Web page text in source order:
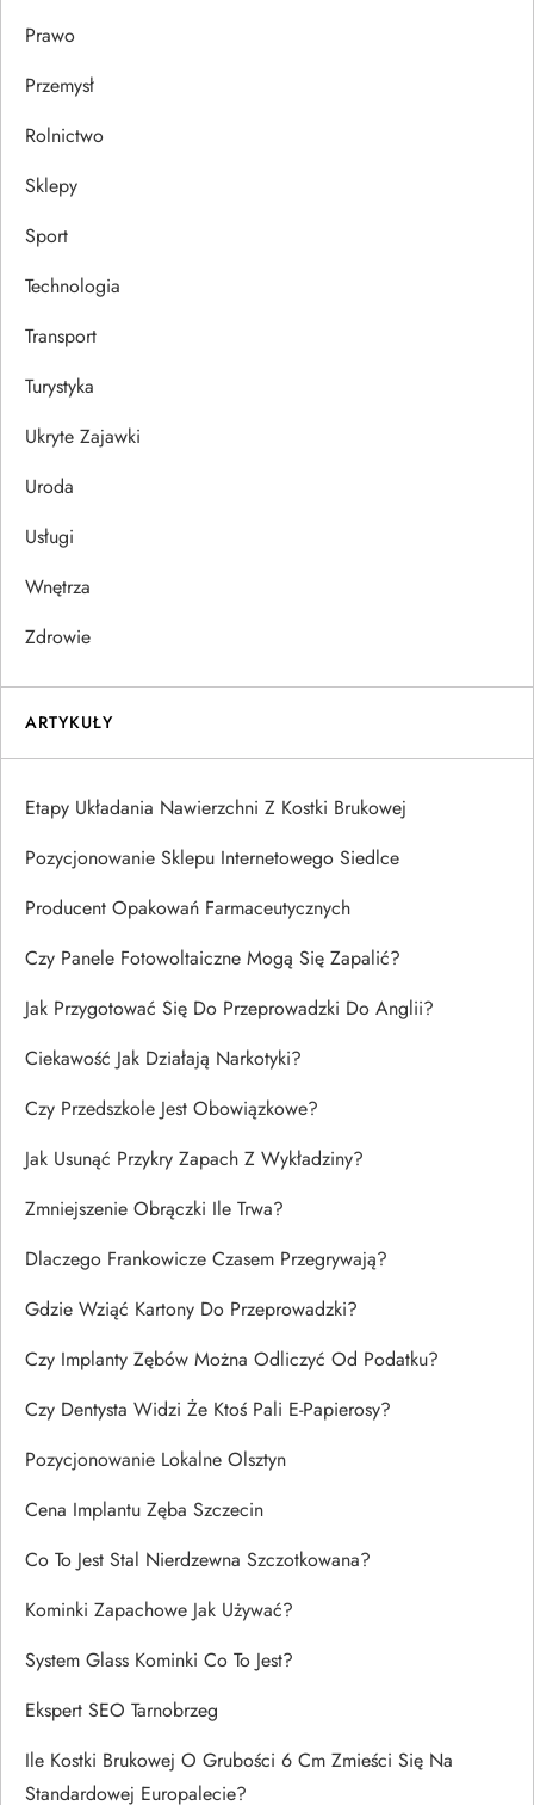
Prawo
Przemysł
Rolnictwo
Sklepy
Sport
Technologia
Transport
Turystyka
Ukryte Zajawki
Uroda
Usługi
Wnętrza
Zdrowie
ARTYKUŁY
Etapy Układania Nawierzchni Z Kostki Brukowej
Pozycjonowanie Sklepu Internetowego Siedlce
Producent Opakowań Farmaceutycznych
Czy Panele Fotowoltaiczne Mogą Się Zapalić?
Jak Przygotować Się Do Przeprowadzki Do Anglii?
Ciekawość Jak Działają Narkotyki?
Czy Przedszkole Jest Obowiązkowe?
Jak Usunąć Przykry Zapach Z Wykładziny?
Zmniejszenie Obrączki Ile Trwa?
Dlaczego Frankowicze Czasem Przegrywają?
Gdzie Wziąć Kartony Do Przeprowadzki?
Czy Implanty Zębów Można Odliczyć Od Podatku?
Czy Dentysta Widzi Że Ktoś Pali E-Papierosy?
Pozycjonowanie Lokalne Olsztyn
Cena Implantu Zęba Szczecin
Co To Jest Stal Nierdzewna Szczotkowana?
Kominki Zapachowe Jak Używać?
System Glass Kominki Co To Jest?
Ekspert SEO Tarnobrzeg
Ile Kostki Brukowej O Grubości 6 Cm Zmieści Się Na
Standardowej Europalecie?